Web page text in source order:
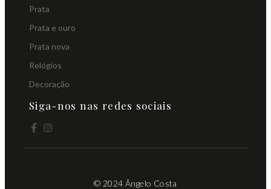
Prata
Prata e ouro
Prata nova
Relógios
Decoração
Siga-nos nas redes sociais
© 2024 Ângelo Costa